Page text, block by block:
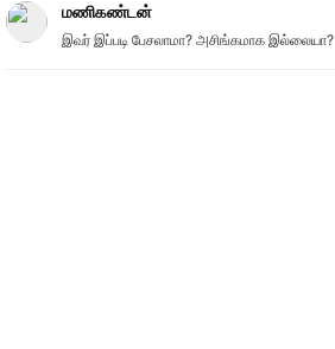
மணிகண்டன்
இவர் இப்படி பேசலாமா? அசிங்கமாக இல்லையா?